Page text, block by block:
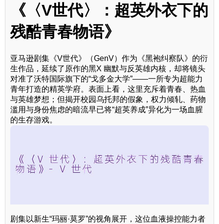
《〈V世代〉：超英外衣下的
残酷青春物语》
亚马逊剧集《V世代》（GenV）作为《黑袍纠察队》的衍
生作品，延续了原作的黑X 幽默与反英雄内核，却将镜头
对准了沃特国际旗下的“戈多金大学”——一所专为超能力
青年打造的精英学府。表面上看，这里充斥着青春、热血
与英雄梦想；但揭开校园乌托邦的假象，权力倾轧、药物
滥用与身份焦虑的暗流早已将“超英养成”异化为一场血腥
的生存游戏。
剧集以新生“玛丽·莫罗”的视角展开，这位血液操控能力者